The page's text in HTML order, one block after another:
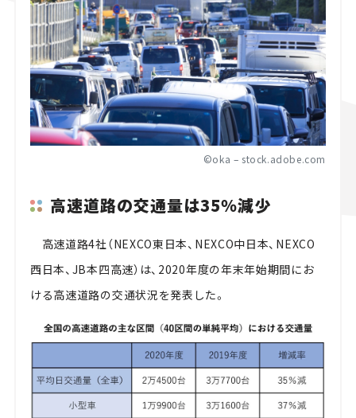
©oka – stock.adobe.com
高速道路の交通量は35％減少
高速道路4社（NEXCO東日本、NEXCO中日本、NEXCO
西日本、JB本四高速）は、2020年度の年末年始期間にお
ける高速道路の交通状況を発表した。